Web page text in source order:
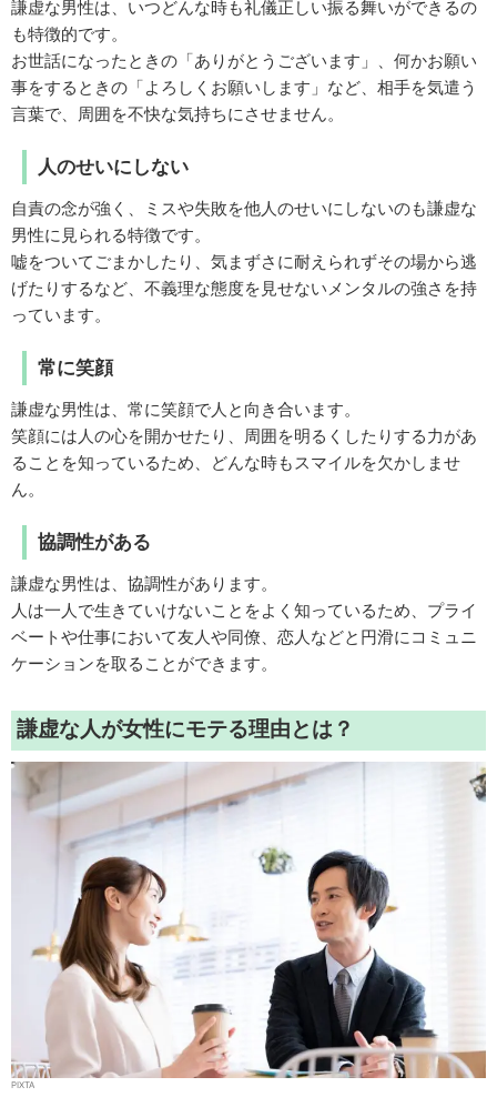
謙虚な男性は、いつどんな時も礼儀正しい振る舞いができるの
も特徴的です。
お世話になったときの「ありがとうございます」、何かお願い
事をするときの「よろしくお願いします」など、相手を気遣う
言葉で、周囲を不快な気持ちにさせません。
人のせいにしない
自責の念が強く、ミスや失敗を他人のせいにしないのも謙虚な
男性に見られる特徴です。
嘘をついてごまかしたり、気まずさに耐えられずその場から逃
げたりするなど、不義理な態度を見せないメンタルの強さを持
っています。
常に笑顔
謙虚な男性は、常に笑顔で人と向き合います。
笑顔には人の心を開かせたり、周囲を明るくしたりする力があ
ることを知っているため、どんな時もスマイルを欠かしませ
ん。
協調性がある
謙虚な男性は、協調性があります。
人は一人で生きていけないことをよく知っているため、プライ
ベートや仕事において友人や同僚、恋人などと円滑にコミュニ
ケーションを取ることができます。
謙虚な人が女性にモテる理由とは？
PIXTA